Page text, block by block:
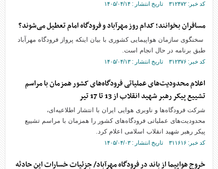
کد خبر: ۳۱۲۴۷۲ تاریخ انتشار : ۱۴۰۵/۰۴/۱۴
مسافران بخوانند؛ کدام روز مهرآباد و فرودگاه امام تعطیل می‌شوند؟
سخنگوی سازمان هواپیمایی کشوری با بیان اینکه پرواز فرودگاه مهرآباد
طبق برنامه در حال انجام است.
کد خبر: ۳۱۲۳۷۶ تاریخ انتشار : ۱۴۰۵/۰۴/۱۳
اعلام محدودیت‌های عملیاتی فرودگاه‌های کشور همزمان با مراسم
تشییع پیکر رهبر شهید انقلاب از 13 تا 17 تیر
شرکت فرودگاه‌ها و ناوبری هوایی ایران با انتشار اطلاعیه‌ای،
محدودیت‌های عملیاتی فرودگاه‌های کشور را همزمان با مراسم تشییع
پیکر رهبر شهید انقلاب اسلامی اعلام کرد.
کد خبر: ۳۱۱۶۱۶ تاریخ انتشار : ۱۴۰۵/۰۴/۰۳
خروج هواپیما از باند در فرودگاه مهرآباد/ جزئیات خسارات این حادثه